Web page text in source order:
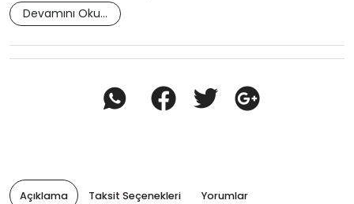
Devamını Oku...
Açıklama Taksit Seçenekleri Yorumlar